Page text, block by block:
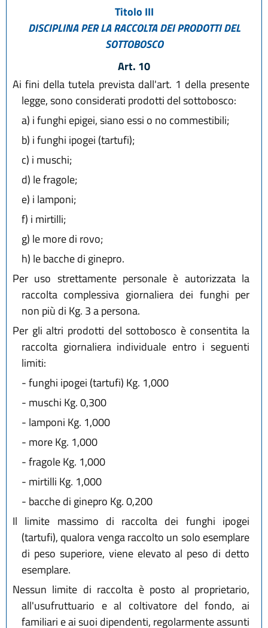
Titolo III
DISCIPLINA PER LA RACCOLTA DEI PRODOTTI DEL
SOTTOBOSCO
Art. 10
Ai fini della tutela prevista dall'art. 1 della presente
legge, sono considerati prodotti del sottobosco:
a) i funghi epigei, siano essi o no commestibili;
b) i funghi ipogei (tartufi);
c) i muschi;
d) le fragole;
e) i lamponi;
f) i mirtilli;
g) le more di rovo;
h) le bacche di ginepro.
Per uso strettamente personale è autorizzata la
raccolta complessiva giornaliera dei funghi per
non più di Kg. 3 a persona.
Per gli altri prodotti del sottobosco è consentita la
raccolta giornaliera individuale entro i seguenti
limiti:
-funghi ipogei (tartufi) Kg. 1,000
- muschi Kg. 0,300
- lamponi Kg. 1,000
- more Kg. 1,000
-fragole Kg. 1,000
- mirtilli Kg. 1,000
- bacche di ginepro Kg. 0,200
Il limite massimo di raccolta dei funghi ipogei
(tartufi), qualora venga raccolto un solo esemplare
di peso superiore, viene elevato al peso di detto
esemplare.
Nessun limite di raccolta è posto al proprietario,
all'usufruttuario e al coltivatore del fondo, ai
familiari e ai suoi dipendenti, regolarmente assunti